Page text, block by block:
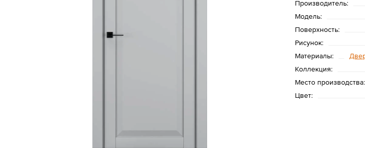
Производитель:
Модель:
Поверхность:
Рисунок:
Материалы:
Коллекция:
Место производства:
Цвет: